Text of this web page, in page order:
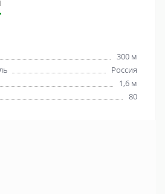
300 м
Россия
1,6 м
80